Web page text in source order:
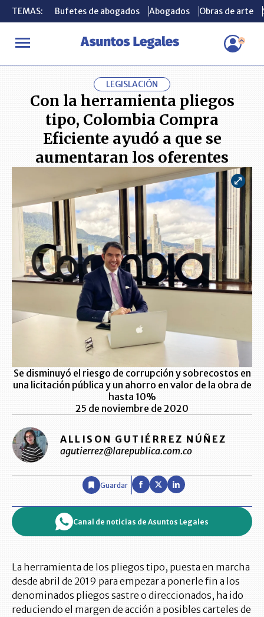
TEMAS: Bufetes de abogados Abogados Obras de arte
INICIO ACTUALIDAD Con la herramienta pliegos tipo,
TEMAS: Bufetes de abogados Abogados Obras de arte
LEGISLACIÓN
Con la herramienta pliegos
tipo, Colombia Compra
Eficiente ayudó a que se
aumentaran los oferentes
Se disminuyó el riesgo de corrupción y sobrecostos en
una licitación pública y un ahorro en valor de la obra de
hasta 10%
25 de noviembre de 2020
ALLISON GUTIÉRREZ NÚÑEZ
agutierrez@larepublica.com.co
Guardar
Canal de noticias de Asuntos Legales
La herramienta de los pliegos tipo, puesta en marcha
desde abril de 2019 para empezar a ponerle fin a los
denominados pliegos sastre o direccionados, ha ido
reduciendo el margen de acción a posibles carteles de